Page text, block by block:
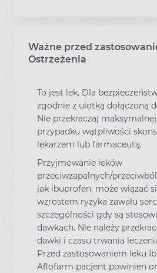
Ważne przed
Ostrzeżenia
To jest lek. Dla
zgodnie z ulotką dołączoną
Nie przekraczaj
przypadku wątpliwości
lekarzem lub farmaceutą.
Przyjmowanie leków
przeciwzapalnych/
jak ibuprofen, może wiązać
wzrostem ryzyka zawału
szczególności gdy są
dawkach. Nie należy
dawki i czasu trwania
Przed zastosowaniem leku
Aflofarm pacjent powinien